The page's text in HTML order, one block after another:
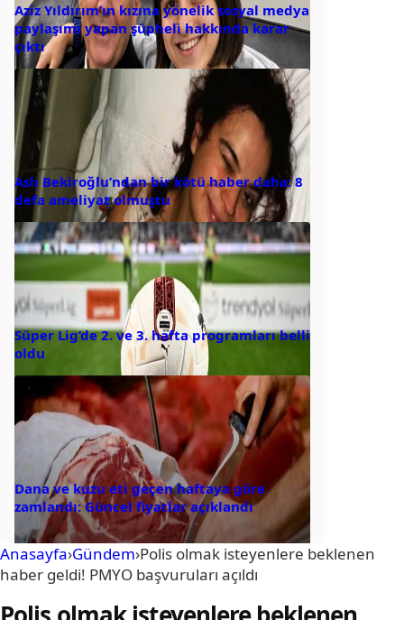
Aziz Yıldırım’ın kızına yönelik sosyal medya
paylaşımı yapan şüpheli hakkında karar
çıktı
Aslı Bekiroğlu’ndan bir kötü haber daha: 8
defa ameliyat olmuştu
Süper Lig’de 2. ve 3. hafta programları belli
oldu
Dana ve kuzu eti geçen haftaya göre
zamlandı: Güncel fiyatlar açıklandı
Anasayfa›Gündem›Polis olmak isteyenlere beklenen
haber geldi! PMYO başvuruları açıldı